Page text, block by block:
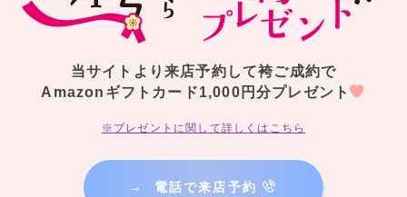
当サイトより来店予約して袴ご成約で
Amazonギフトカード1,000円分プレゼント
※プレゼントに関して詳しくはこちら
→ 電話で来店予約